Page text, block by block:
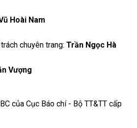
Hoài Nam
chuyên trang: Trần Ngọc Hà
Vượng
của Cục Báo chí - Bộ TT&TT cấp